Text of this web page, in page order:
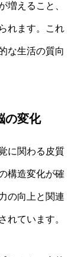
増えること、
れます。これ
な生活の質向
の変化
に関わる皮質
構造変化が確
の向上と関連
れています。